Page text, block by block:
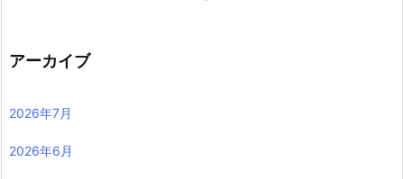
アーカイブ
2026年7月
2026年6月